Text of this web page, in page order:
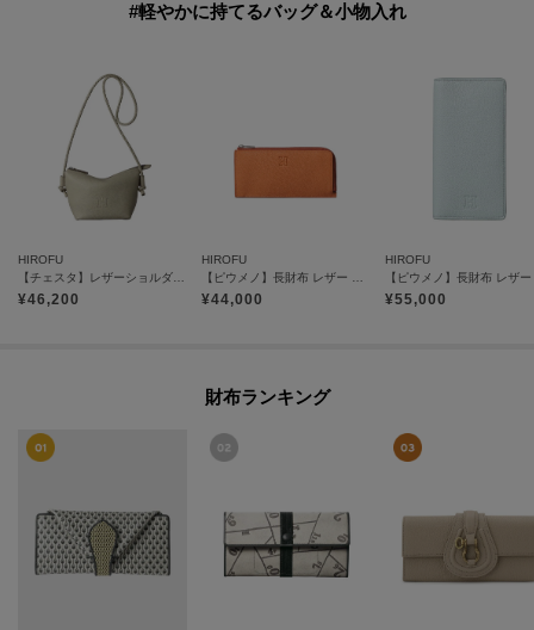
#軽やかに持てるバッグ＆小物入れ
HIROFU
¥46,200
HIROFU
¥44,000
HIROFU
¥55,000
財布ランキング